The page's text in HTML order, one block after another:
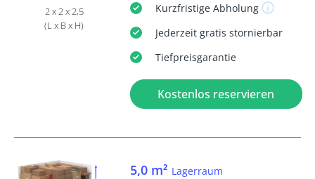
2 x 2 x 2,5
(L x B x H)
KurzfristigeAbholung
Jederzeit gratis stornierbar
Tiefpreisgarantie
Kostenlos reservieren
5,0 m² Lagerraum